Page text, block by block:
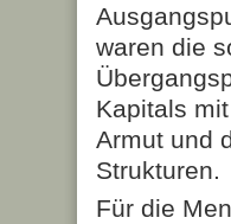
waren die
Kapitals
Armut und
Strukturen.
Für die